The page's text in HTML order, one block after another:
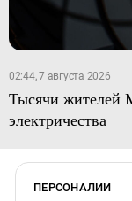
02:44, 7 августа 2026
Тысячи жителей
электричества
ПЕРСОНАЛИИ